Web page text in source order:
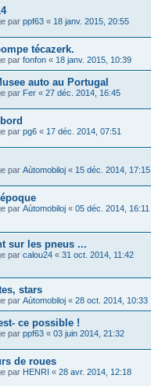
par ppf63 « 18 janv. 2015, 20:55
técazerk.
par fonfon « 18 janv. 2015, 10:39
auto au Portugal
par Fer « 27 déc. 2014, 16:45
par pg6 « 17 déc. 2014, 07:51
par Aùtomobiloj « 15 déc. 2014, 17:15
par Aùtomobiloj « 05 déc. 2014, 16:11
sur les pneus ...
par calou24 « 31 oct. 2014, 11:42
stars
par Aùtomobiloj « 28 oct. 2014, 10:33
ce possible !
par ppf63 « 03 juin 2014, 21:32
de roues
par HENRI « 28 avr. 2014, 12:18